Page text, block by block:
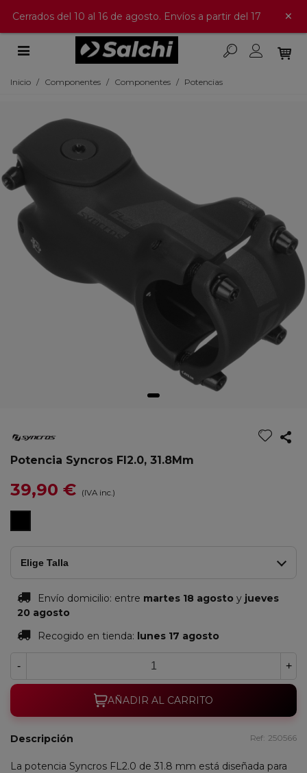
Cerrados del 10 al 16 de agosto. Envíos a partir del 17 ×
Inicio / Componentes / Componentes / Potencias
Potencia Syncros Fl2.0, 31.8Mm
39,90 € (IVA inc.)
Elige Talla
Envío domicilio: entre martes 18 agosto y jueves
20 agosto
Recogido en tienda: lunes 17 agosto
- +
AÑADIR AL CARRITO
Descripción Ref: 250566
La potencia Syncros FL2.0 de 31.8 mm está diseñada para